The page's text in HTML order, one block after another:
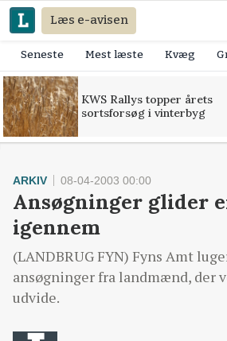
Læs e-avisen
Seneste Mest læste Kvæg
KWS Rallys topper årets
sortsforsøg i vinterbyg
ARKIV 08-04-2003 00:00
Ansøgninger glider
igennem
(LANDBRUG FYN) Fyns Amt
ansøgninger fra landmænd, der
udvide.